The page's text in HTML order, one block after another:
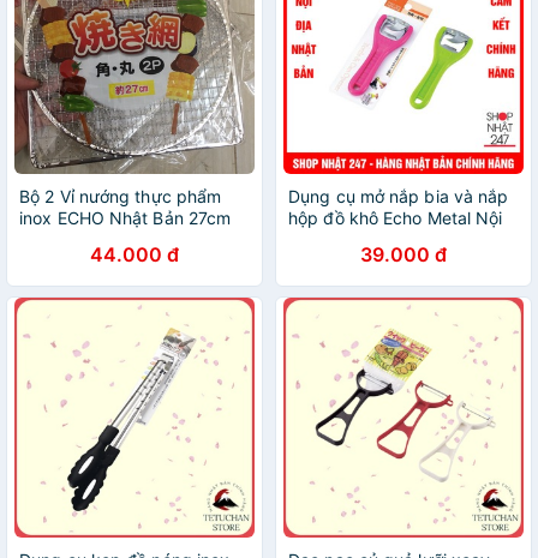
Bộ 2 Vỉ nướng thực phẩm
inox ECHO Nhật Bản 27cm
44.000 đ
Dụng cụ mở nắp bia và nắp
hộp đồ khô Echo Metal Nội
39.000 đ